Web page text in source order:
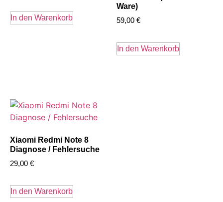
In den Warenkorb
Ware)
59,00 €
In den Warenkorb
Xiaomi Redmi Note 8
Diagnose / Fehlersuche
29,00 €
In den Warenkorb